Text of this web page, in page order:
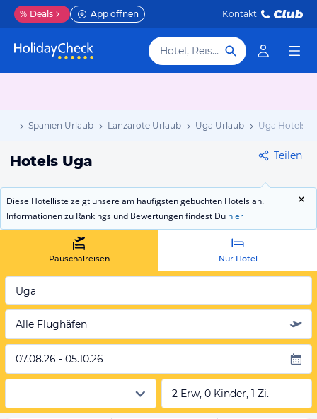
% Deals App öffnen Kontakt
Hotel, Reiseziel
Spanien Urlaub Lanzarote Urlaub Uga Urlaub Uga Hotels
Hotels Uga Teilen
Diese Hotelliste zeigt unsere am häufigsten gebuchten Hotels an.
Informationen zu Rankings und Bewertungen findest Du hier
Pauschalreisen Nur Hotel
Uga
Alle Flughäfen
07.08.26 - 05.10.26
2 Erw, 0 Kinder, 1 Zi.